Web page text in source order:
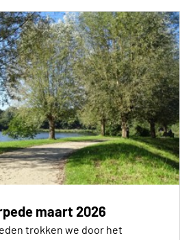
maart 2026
trokken we door het